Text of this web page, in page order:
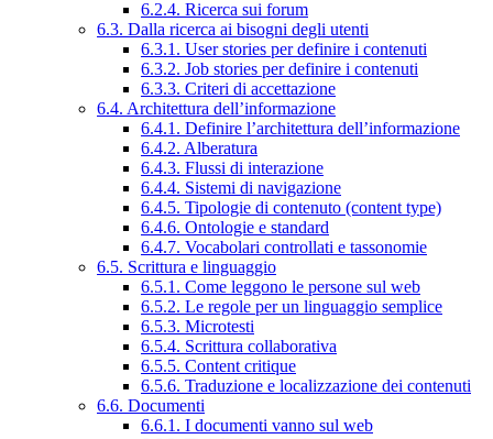
6.2.4. Ricerca sui forum
6.3. Dalla ricerca ai bisogni degli utenti
6.3.1. User stories per definire i contenuti
6.3.2. Job stories per definire i contenuti
6.3.3. Criteri di accettazione
6.4. Architettura dell’informazione
6.4.1. Definire l’architettura dell’informazione
6.4.2. Alberatura
6.4.3. Flussi di interazione
6.4.4. Sistemi di navigazione
6.4.5. Tipologie di contenuto (content type)
6.4.6. Ontologie e standard
6.4.7. Vocabolari controllati e tassonomie
6.5. Scrittura e linguaggio
6.5.1. Come leggono le persone sul web
6.5.2. Le regole per un linguaggio semplice
6.5.3. Microtesti
6.5.4. Scrittura collaborativa
6.5.5. Content critique
6.5.6. Traduzione e localizzazione dei contenuti
6.6. Documenti
6.6.1. I documenti vanno sul web